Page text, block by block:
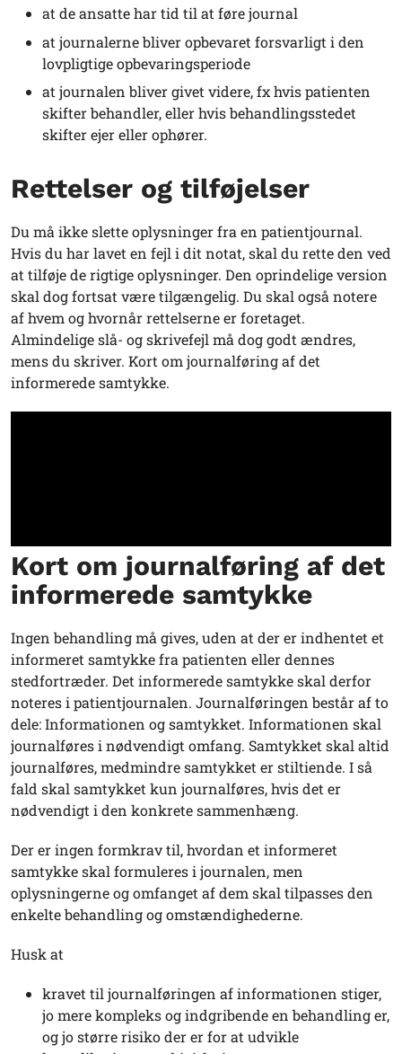
at de ansatte har tid til at føre journal
at journalerne bliver opbevaret forsvarligt i den
lovpligtige opbevaringsperiode
at journalen bliver givet videre, fx hvis patienten
skifter behandler, eller hvis behandlingsstedet
skifter ejer eller ophører.
Rettelser og tilføjelser
Du må ikke slette oplysninger fra en patientjournal.
Hvis du har lavet en fejl i dit notat, skal du rette den ved
at tilføje de rigtige oplysninger. Den oprindelige version
skal dog fortsat være tilgængelig. Du skal også notere
af hvem og hvornår rettelserne er foretaget.
Almindelige slå- og skrivefejl må dog godt ændres,
mens du skriver. Kort om journalføring af det
informerede samtykke.
Kort om journalføring af det
informerede samtykke
Ingen behandling må gives, uden at der er indhentet et
informeret samtykke fra patienten eller dennes
stedfortræder. Det informerede samtykke skal derfor
noteres i patientjournalen. Journalføringen består af to
dele: Informationen og samtykket. Informationen skal
journalføres i nødvendigt omfang. Samtykket skal altid
journalføres, medmindre samtykket er stiltiende. I så
fald skal samtykket kun journalføres, hvis det er
nødvendigt i den konkrete sammenhæng.
Der er ingen formkrav til, hvordan et informeret
samtykke skal formuleres i journalen, men
oplysningerne og omfanget af dem skal tilpasses den
enkelte behandling og omstændighederne.
Husk at
kravet til journalføringen af informationen stiger,
jo mere kompleks og indgribende en behandling er,
og jo større risiko der er for at udvikle